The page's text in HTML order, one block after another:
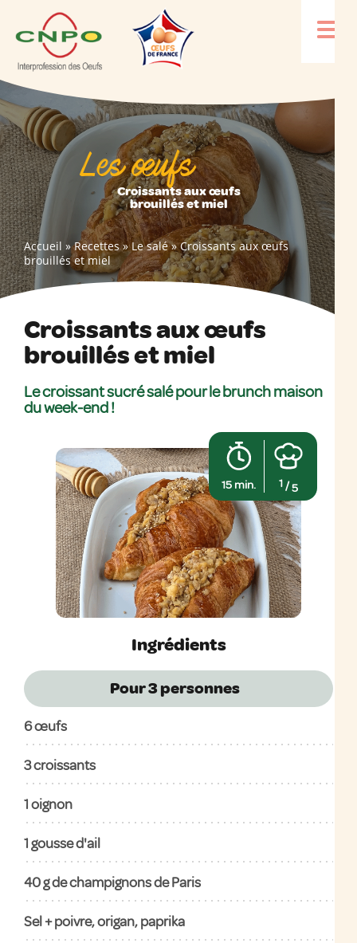
Les œufs
Croissants aux œufs
brouillés et miel
Accueil »Recettes»Le salé»Croissants aux œufs
brouillés et miel
Croissants aux œufs
brouillés et miel
Le croissant sucré salé pour le brunch maison
du week-end !
15 min. 1/5
Ingrédients
Pour 3personnes
6œufs
3croissants
1oignon
1gousse d'ail
40g de champignons de Paris
Sel + poivre, origan, paprika